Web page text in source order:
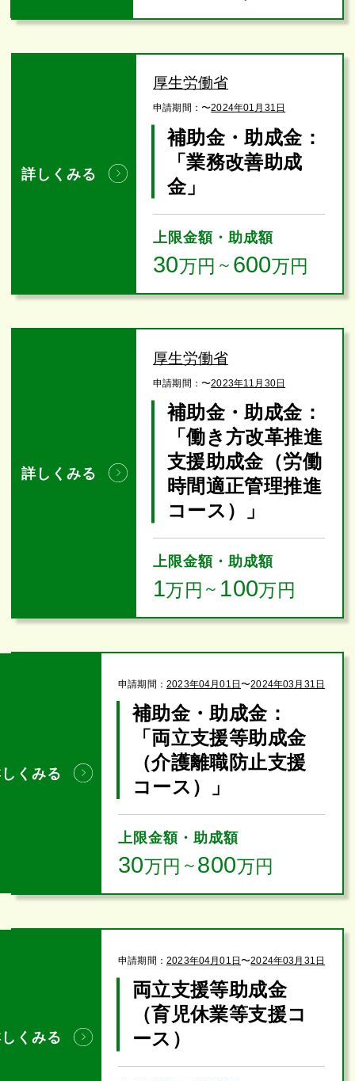
詳しくみる
厚生労働省
申請期間：〜2024年01月31日
補助金・助成金：
「業務改善助成
金」
上限金額・助成額
30万円 ～ 600万円
詳しくみる
厚生労働省
申請期間：〜2023年11月30日
補助金・助成金：
「働き方改革推進
支援助成金（労働
時間適正管理推進
コース）」
上限金額・助成額
1万円 ～ 100万円
くみる
申請期間：2023年04月01日〜2024年03月31日
補助金・助成金：
「両立支援等助成金
（介護離職防止支援
コース）」
上限金額・助成額
30万円 ～ 800万円
くみる
申請期間：2023年04月01日〜2024年03月31日
両立支援等助成金
（育児休業等支援コ
ース）